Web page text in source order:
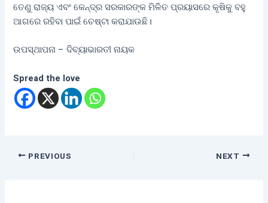
ତେଣୁ ରାଜ୍ୟ ଏବଂ କେନ୍ଦ୍ର ସରକାରଙ୍କ ମିଳିତ ପ୍ରୟାସରେ କୃଷିକୁ ବହୁ
ଆଗରେ ରହିବା ପାଇଁ ଚେଷ୍ଟା କରାଯାଉଛି।
ଉପସ୍ଥାପନା – ଦିବ୍ୟାଭାରତୀ ନାୟକ
Spread the love
PREVIOUS NEXT